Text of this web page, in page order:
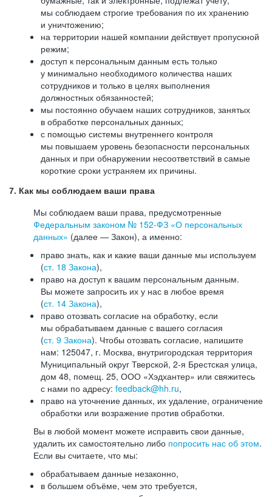
мы соблюдаем строгие требования по их хранению
и уничтожению;
на территории нашей компании действует пропускной
режим;
доступ к персональным данным есть только
у минимально необходимого количества наших
сотрудников и только в целях выполнения
должностных обязанностей;
мы постоянно обучаем наших сотрудников, занятых
в обработке персональных данных;
с помощью системы внутреннего контроля
мы повышаем уровень безопасности персональных
данных и при обнаружении несоответствий в самые
короткие сроки устраняем их причины.
7. Как мы соблюдаем ваши права
Мы соблюдаем ваши права, предусмотренные
Федеральным законом № 152-ФЗ «О персональных
данных» (далее — Закон), а именно:
право знать, как и какие ваши данные мы используем
(ст. 18 Закона),
право на доступ к вашим персональным данным.
Вы можете запросить их у нас в любое время
(ст. 14 Закона),
право отозвать согласие на обработку, если
мы обрабатываем данные с вашего согласия
(ст. 9 Закона). Чтобы отозвать согласие, напишите
нам: 125047, г. Москва, внутригородская территория
Муниципальный округ Тверской, 2-я Брестская улица,
дом 48, помещ. 25, ООО «Хэдхантер» или свяжитесь
с нами по адресу: feedback@hh.ru,
право на уточнение данных, их удаление, ограничение
обработки или возражение против обработки.
Вы в любой момент можете исправить свои данные,
удалить их самостоятельно либо попросить нас об этом.
Если вы считаете, что мы:
обрабатываем данные незаконно,
в большем объёме, чем это требуется,